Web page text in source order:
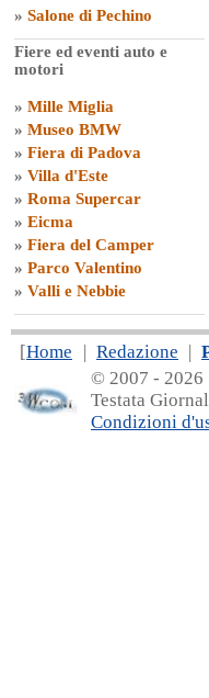
» Salone di Pechino
Fiere ed eventi auto e
motori
» Mille Miglia
» Museo BMW
» Fiera di Padova
» Villa d'Este
» Roma Supercar
» Eicma
» Fiera del Camper
» Parco Valentino
» Valli e Nebbie
[Home | Redazione |
© 2007 - 2026
Testata
Condizioni